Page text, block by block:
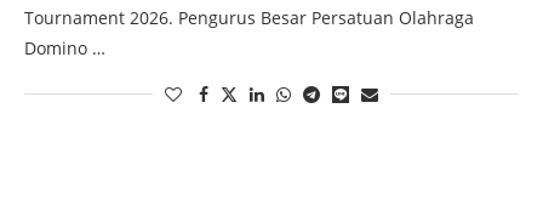
Tournament 2026. Pengurus Besar Persatuan Olahraga
Domino …